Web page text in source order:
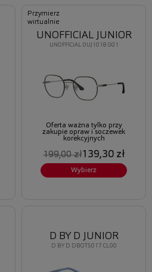
Przymierz
wirtualnie
UNOFFICIAL 0UJ1018 001
UNOFFICIAL JUNIOR
Oferta ważna tylko przy
zakupie opraw i soczewek
korekcyjnych
199,00 zł139,30 zł
Wybierz
D BY D DBOT5017 CL00
D BY D JUNIOR